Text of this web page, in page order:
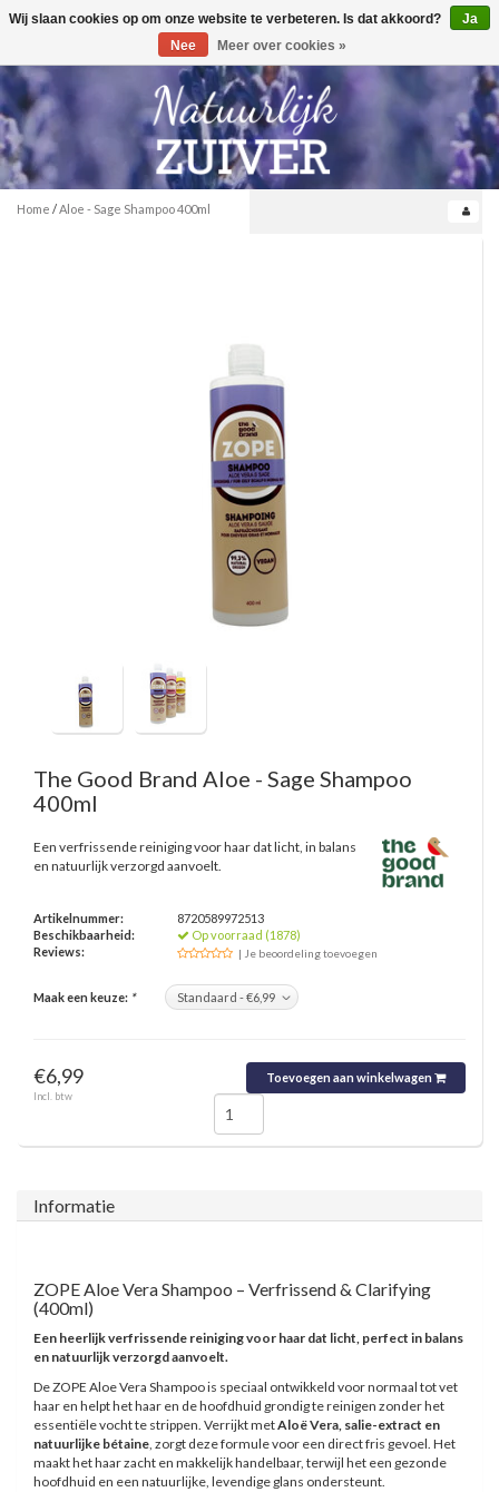
Toggle
0
Home /Aloe - Sage Shampoo 400ml
The Good Brand Aloe - Sage Shampoo
400ml
Een verfrissende reiniging voor haar dat licht, in balans
en natuurlijk verzorgd aanvoelt.
Artikelnummer:
8720589972513
Beschikbaarheid:
Op voorraad (1878)
Reviews:
| Je beoordeling toevoegen
Maak een keuze: *
€6,99
Incl. btw
Toevoegen aan winkelwagen
Informatie
ZOPE Aloe Vera Shampoo – Verfrissend & Clarifying
(400ml)
Een heerlijk verfrissende reiniging voor haar dat licht, perfect in balans
en natuurlijk verzorgd aanvoelt.
De ZOPE Aloe Vera Shampoo is speciaal ontwikkeld voor normaal tot vet
haar en helpt het haar en de hoofdhuid grondig te reinigen zonder het
essentiële vocht te strippen. Verrijkt metAloë Vera, salie-extract en
natuurlijke bétaine, zorgt deze formule voor een direct fris gevoel. Het
maakt het haar zacht en makkelijk handelbaar, terwijl het een gezonde
hoofdhuid en een natuurlijke, levendige glans ondersteunt.
Wij slaan cookies op om onze website te verbeteren. Is dat akkoord?
Ja
Nee
Meer over cookies »